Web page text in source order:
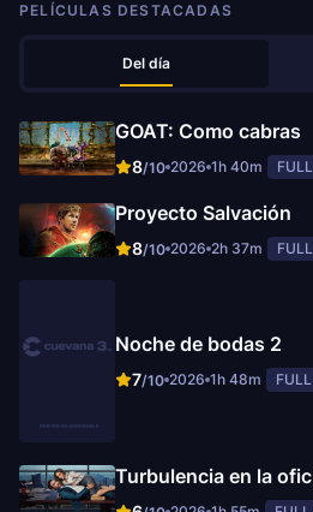
PELÍCULAS DESTACADAS
Del día
GOAT: Como cabras
8/10 2026 1h 40m
Proyecto Salvación
8/10 2026 2h 37m
Noche de bodas 2
7/10 2026 1h 48m
Turbulencia en la